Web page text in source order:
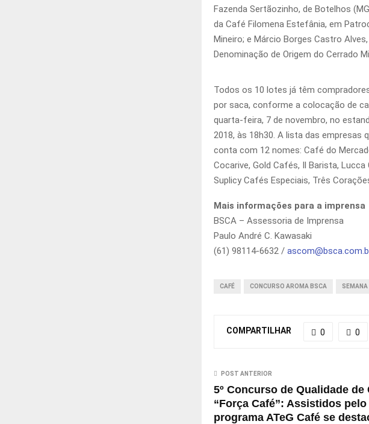
Fazenda Sertãozinho, de Botelhos
da Café Filomena Estefânia, em
Mineiro; e Márcio Borges Castro
Denominação de Origem do Cerrado
Todos os 10 lotes já têm
por saca, conforme a colocação de
quarta-feira, 7 de novembro, no
2018, às 18h30. A lista das
conta com 12 nomes: Café do
Cocarive, Gold Cafés, Il Barista,
Suplicy Cafés Especiais, Três
Mais informações para a imprensa
BSCA – Assessoria de Imprensa
Paulo André C. Kawasaki
(61) 98114-6632 /
CAFÉ CONCURSO AROMA BSCA SEMANA
COMPARTILHAR 0 0
POST ANTERIOR
5º Concurso de Qualidade de
“Força Café”: Assistidos pelo
programa ATeG Café se